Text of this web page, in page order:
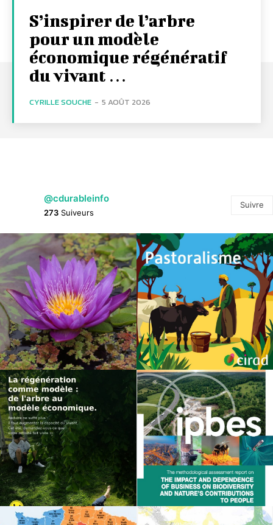
S’inspirer de l’arbre
pour un modèle
économique régénératif
du vivant …
CYRILLE SOUCHE - 5 AOÛT 2026
@cdurableinfo
273 Suiveurs
Suivre